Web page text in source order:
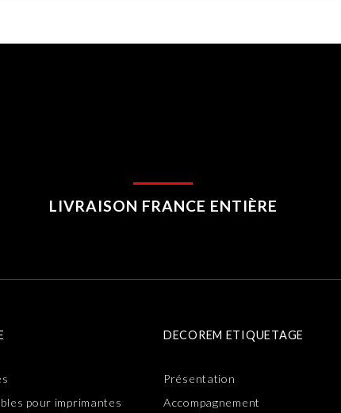
LIVRAISON FRANCE ENTIÈRE
pour imprimantes
DECOREM ETIQUETAGE
Présentation
Accompagnement